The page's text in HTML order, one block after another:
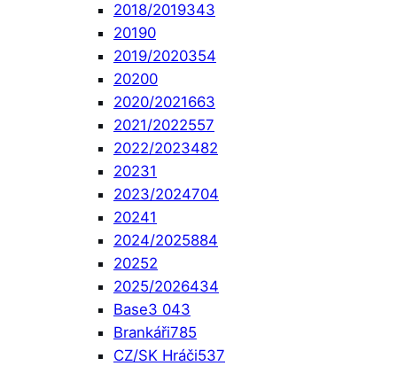
2018/2019343
20190
2019/2020354
20200
2020/2021663
2021/2022557
2022/2023482
20231
2023/2024704
20241
2024/2025884
20252
2025/2026434
Base3 043
Brankáři785
CZ/SK Hráči537